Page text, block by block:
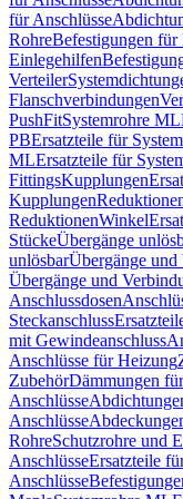
für Anschlüsse
RohreBefestigungen für
Einlegehilfen
Verteiler
Flanschverbindungen
PushFitSystemrohre ML
PBErsatzteile für
MLErsatzteile für
FittingsKupplungen
Kupplungen
ReduktionenWinkel
StückeÜbergänge
unlösbarÜbergänge und
Übergänge und
Anschlussdosen
Steckanschluss
mit Gewindeanschluss
Anschlüsse für Heizung
ZubehörDämmungen
Anschlüsse
Anschlüsse
RohreSchutzrohre und
AnschlüsseErsatzteile
Anschlüsse